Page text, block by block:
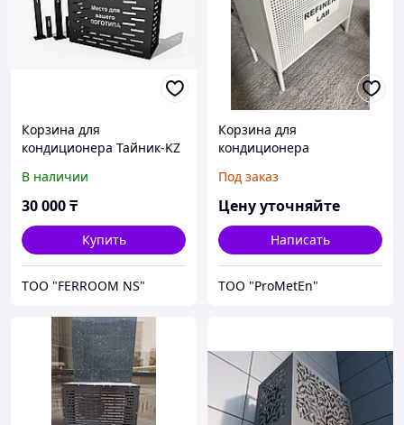
Корзина для
кондиционера Тайник-KZ
В наличии
30 000₸
Купить
ТОО "FERROOM NS"
Корзина для
кондиционера
Под заказ
Цену уточняйте
Написать
ТОО "ProMetEn"